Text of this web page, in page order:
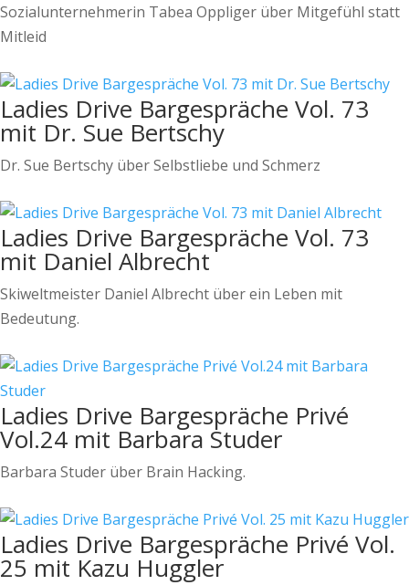
Sozialunternehmerin Tabea Oppliger über Mitgefühl statt
Mitleid
Ladies Drive Bargespräche Vol. 73
mit Dr. Sue Bertschy
Dr. Sue Bertschy über Selbstliebe und Schmerz
Ladies Drive Bargespräche Vol. 73
mit Daniel Albrecht
Skiweltmeister Daniel Albrecht über ein Leben mit
Bedeutung.
Ladies Drive Bargespräche Privé
Vol.24 mit Barbara Studer
Barbara Studer über Brain Hacking.
Ladies Drive Bargespräche Privé Vol.
25 mit Kazu Huggler